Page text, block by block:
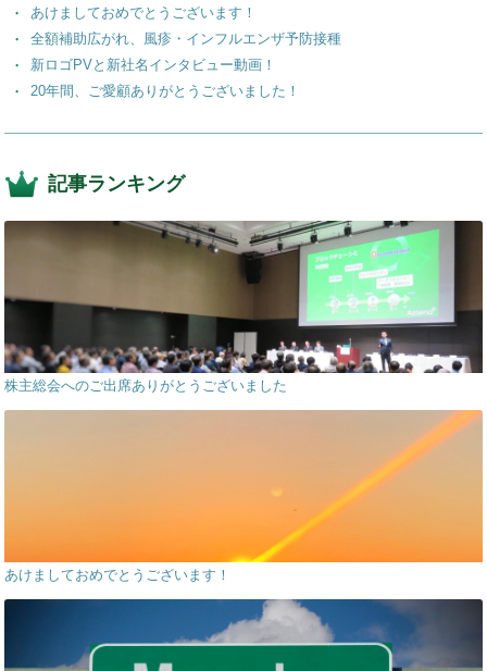
あけましておめでとうございます！
全額補助広がれ、風疹・インフルエンザ予防接種
新ロゴPVと新社名インタビュー動画！
20年間、ご愛顧ありがとうございました！
記事ランキング
株主総会へのご出席ありがとうございました
あけましておめでとうございます！